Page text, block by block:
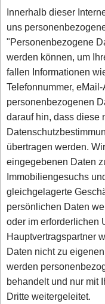
Innerhalb dieser
uns
"Personenbezogene
werden können, um
fallen Informationen
Telefonnummer,
personenbezogenen
darauf hin, dass diese
übertragen werden.
eingegebenen Daten
Immobiliengesuchs
gleichgelagerte
persönlichen Daten
oder im erforderlichen
Hauptvertragspartner
Daten nicht zu
werden
behandelt und nur mit
Dritte weitergeleitet.